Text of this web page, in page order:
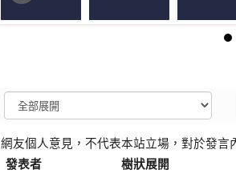
網友個人意見，不代表本站立場，對於發言
發表者
樹狀展開